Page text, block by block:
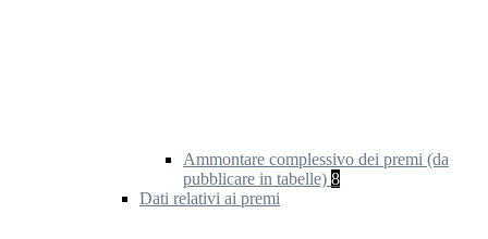
Ammontare complessivo dei premi (da
pubblicare in tabelle) 8
Dati relativi ai premi